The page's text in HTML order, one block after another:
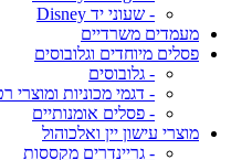
- שעוני יד Disney
מעמדים משרדיים
פסלים מיוחדים וגלובוסים
- גלובוסים
- דגמי מכוניות ומוצרי
- פסלים אומנותיים
מוצרי עישון יין ואלכוהול
- גריינדרים מקססות